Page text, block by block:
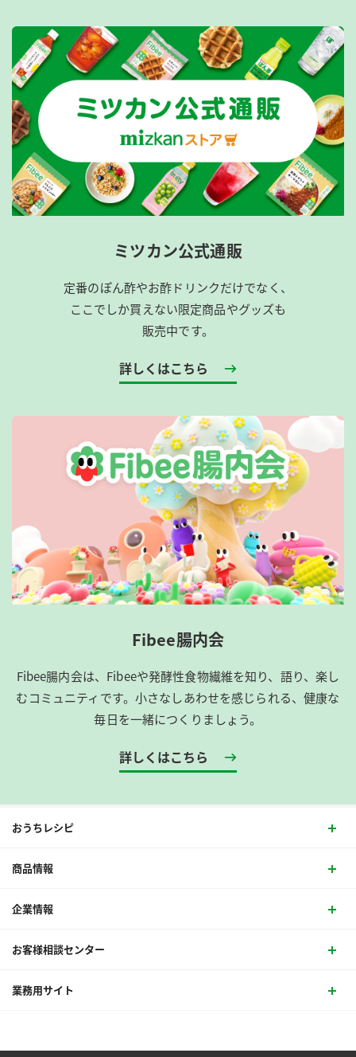
ミツカン公式通販
定番のぽん酢やお酢ドリンクだけでなく、
ここでしか買えない限定商品やグッズも
販売中です。
詳しくはこちら
Fibee腸内会
Fibee腸内会は、​Fibeeや発酵性食物繊維を知り、語り、楽し
むコミュニティです。​小さなしあわせを感じられる、健康な
毎日を一緒につくりましょう。
詳しくはこちら
おうちレシピ
商品情報
企業情報
お客様相談センター
業務用サイト